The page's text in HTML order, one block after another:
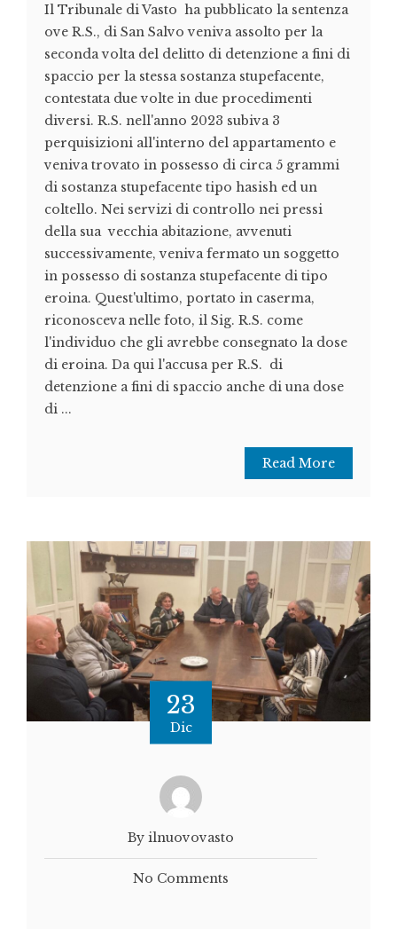
Il Tribunale di Vasto ha pubblicato la sentenza
ove R.S., di San Salvo veniva assolto per la
seconda volta del delitto di detenzione a fini di
spaccio per la stessa sostanza stupefacente,
contestata due volte in due procedimenti
diversi. R.S. nell'anno 2023 subiva 3
perquisizioni all'interno del appartamento e
veniva trovato in possesso di circa 5 grammi
di sostanza stupefacente tipo hasish ed un
coltello. Nei servizi di controllo nei pressi
della sua vecchia abitazione, avvenuti
successivamente, veniva fermato un soggetto
in possesso di sostanza stupefacente di tipo
eroina. Quest'ultimo, portato in caserma,
riconosceva nelle foto, il Sig. R.S. come
l'individuo che gli avrebbe consegnato la dose
di eroina. Da qui l'accusa per R.S. di
detenzione a fini di spaccio anche di una dose
di ...
Read More
23
Dic
By ilnuovovasto
No Comments